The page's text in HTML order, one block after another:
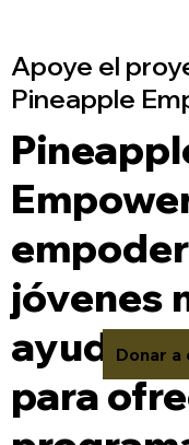
Apoye el
Pineapple
jóvenes
ayuda
para
Donar